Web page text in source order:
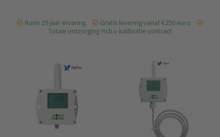
Ruim 25 jaar ervaring
Gratis levering vanaf €250 euro
Totale ontzorging m.b.v kalibratie contract